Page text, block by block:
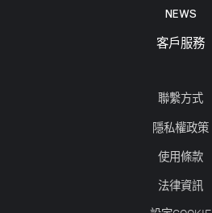
NEWS
客戶服務
聯繫方式
隱私權政策
使用條款
法律資訊